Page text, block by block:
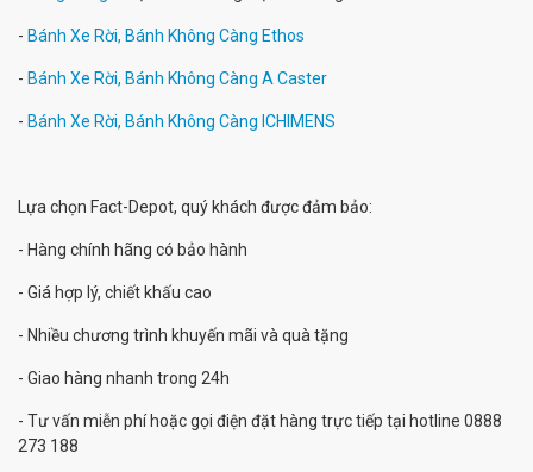
- Bánh Xe Rời, Bánh Không Càng Ethos
- Bánh Xe Rời, Bánh Không Càng A Caster
- Bánh Xe Rời, Bánh Không Càng ICHIMENS
Lựa chọn Fact-Depot, quý khách được đảm bảo:
- Hàng chính hãng có bảo hành
- Giá hợp lý, chiết khấu cao
- Nhiều chương trình khuyến mãi và quà tặng
- Giao hàng nhanh trong 24h
- Tư vấn miễn phí hoặc gọi điện đặt hàng trực tiếp tại hotline 0888
273 188